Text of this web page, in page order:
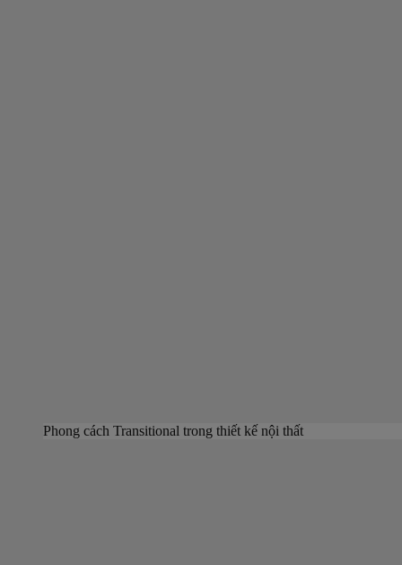
Phong cách Transitional trong thiết kế nội thất